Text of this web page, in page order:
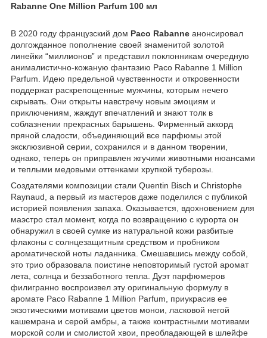
Rabanne One Million Parfum 100 мл
В 2020 году французский дом Paco Rabanne анонсировал
долгожданное пополнение своей знаменитой золотой
линейки “миллионов” и представил поклонникам очередную
анималистично-кожаную фантазию Paco Rabanne 1 Million
Parfum. Идею предельной чувственности и откровенности
поддержат раскрепощенные мужчины, которым нечего
скрывать. Они открыты навстречу новым эмоциям и
приключениям, жаждут впечатлений и знают толк в
соблазнении прекрасных барышень. Фирменный аккорд
пряной сладости, объединяющий все парфюмы этой
эксклюзивной серии, сохранился и в данном творении,
однако, теперь он приправлен жгучими животными нюансами
и теплыми медовыми оттенками хрупкой туберозы.
Создателями композиции стали Quentin Bisch и Christophe
Raynaud, а первый из мастеров даже поделился с публикой
историей появления запаха. Оказывается, вдохновением для
маэстро стал момент, когда по возвращению с курорта он
обнаружил в своей сумке из натуральной кожи разбитые
флаконы с солнцезащитным средством и пробником
ароматической ноты ладанника. Смешавшись между собой,
это трио образовала поистине неповторимый густой аромат
лета, солнца и беззаботного тепла. Дуэт парфюмеров
филигранно воспроизвел эту оригинальную формулу в
аромате Paco Rabanne 1 Million Parfum, приукрасив ее
экзотическими мотивами цветов монои, ласковой негой
кашемрана и серой амбры, а также контрастными мотивами
морской соли и смолистой хвои, преобладающей в шлейфе